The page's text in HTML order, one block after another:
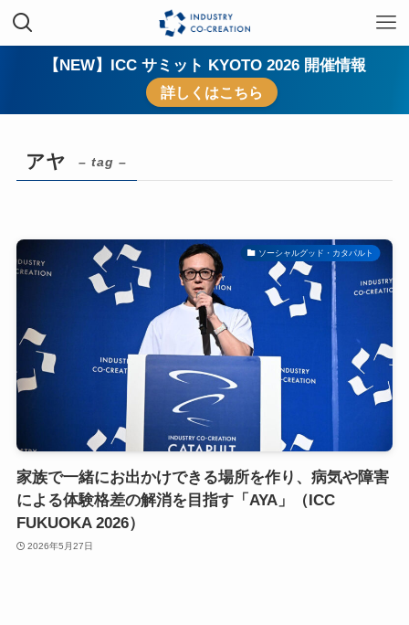
【NEW】ICC サミット KYOTO 2026 開催情報
詳しくはこちら
アヤ – tag –
ソーシャルグッド・カタパルト
家族で一緒にお出かけできる場所を作り、病気や障害
による体験格差の解消を目指す「AYA」（ICC
FUKUOKA 2026）
2026年5月27日